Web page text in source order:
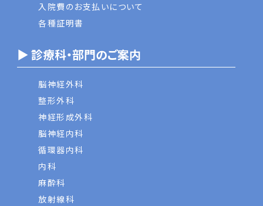
入院費のお支払いについて
各種証明書
▶ 診療科・部門のご案内
脳神経外科
整形外科
神経形成外科
脳神経内科
循環器内科
内科
麻酔科
放射線科